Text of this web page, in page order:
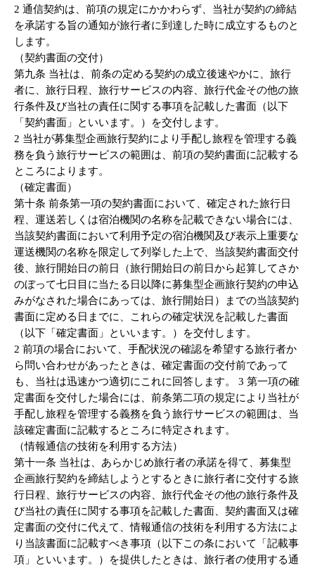
2 通信契約は、前項の規定にかかわらず、当社が契約の締結
を承諾する旨の通知が旅行者に到達した時に成立するものと
します。
（契約書面の交付）
第九条 当社は、前条の定める契約の成立後速やかに、旅行
者に、旅行日程、旅行サービスの内容、旅行代金その他の旅
行条件及び当社の責任に関する事項を記載した書面（以下
「契約書面」といいます。）を交付します。
2 当社が募集型企画旅行契約により手配し旅程を管理する義
務を負う旅行サービスの範囲は、前項の契約書面に記載する
ところによります。
（確定書面）
第十条 前条第一項の契約書面において、確定された旅行日
程、運送若しくは宿泊機関の名称を記載できない場合には、
当該契約書面において利用予定の宿泊機関及び表示上重要な
運送機関の名称を限定して列挙した上で、当該契約書面交付
後、旅行開始日の前日（旅行開始日の前日から起算してさか
のぼって七日目に当たる日以降に募集型企画旅行契約の申込
みがなされた場合にあっては、旅行開始日）までの当該契約
書面に定める日までに、これらの確定状況を記載した書面
（以下「確定書面」といいます。）を交付します。
2 前項の場合において、手配状況の確認を希望する旅行者か
ら問い合わせがあったときは、確定書面の交付前であって
も、当社は迅速かつ適切にこれに回答します。 3 第一項の確
定書面を交付した場合には、前条第二項の規定により当社が
手配し旅程を管理する義務を負う旅行サービスの範囲は、当
該確定書面に記載するところに特定されます。
（情報通信の技術を利用する方法）
第十一条 当社は、あらかじめ旅行者の承諾を得て、募集型
企画旅行契約を締結しようとするときに旅行者に交付する旅
行日程、旅行サービスの内容、旅行代金その他の旅行条件及
び当社の責任に関する事項を記載した書面、契約書面又は確
定書面の交付に代えて、情報通信の技術を利用する方法によ
り当該書面に記載すべき事項（以下この条において「記載事
項」といいます。）を提供したときは、旅行者の使用する通